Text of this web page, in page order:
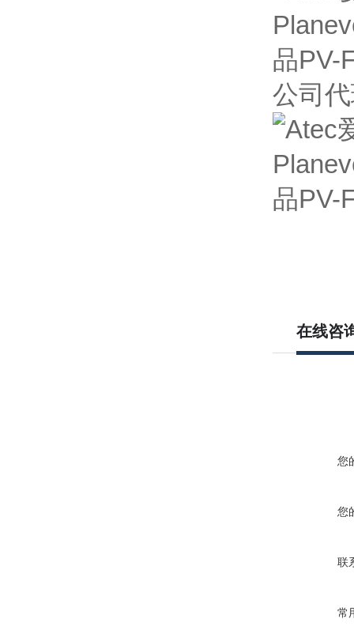
公司
在线咨
您
您
联
常